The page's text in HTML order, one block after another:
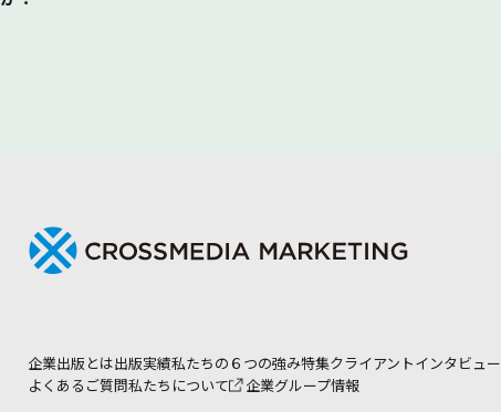
企業出版とは出版実績私たちの６つの強み特集クライアントインタビュー
よくあるご質問私たちについて 企業グループ情報